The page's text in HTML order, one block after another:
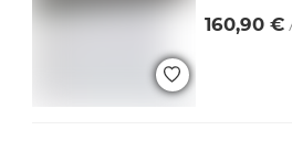
160,90 €